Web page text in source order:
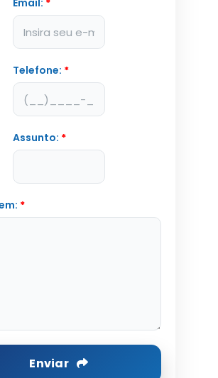
Email: *
Telefone: *
Assunto: *
*
Enviar